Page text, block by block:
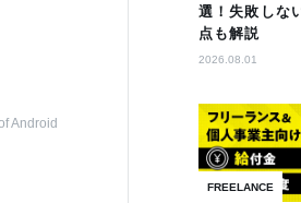
Android
選！失敗しな
点も解説
2026.08.01
FREELANCE